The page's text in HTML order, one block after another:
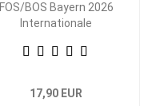
FOS/BOS Bayern 2026
Internationale
Volkswirtschaftslehre
17,90 EUR